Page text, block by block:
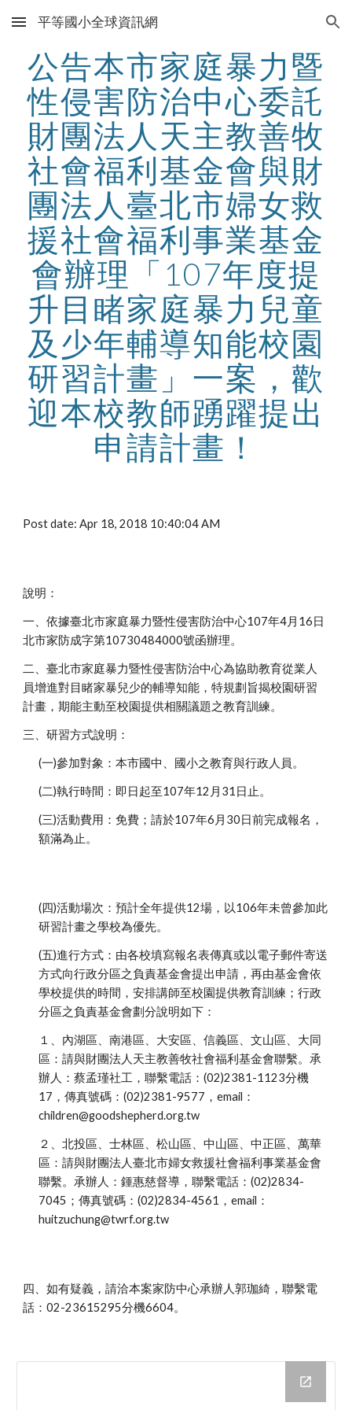
Skip to main content Skip to navigation
平等國小全球資訊網
公告本市家庭暴力暨
性侵害防治中心委託
財團法人天主教善牧
社會福利基金會與財
團法人臺北市婦女救
援社會福利事業基金
會辦理「107年度提
升目睹家庭暴力兒童
及少年輔導知能校園
研習計畫」一案，歡
迎本校教師踴躍提出
申請計畫！
Post date: Apr 18, 2018 10:40:04 AM
說明：
一、依據臺北市家庭暴力暨性侵害防治中心107年4月16日
北市家防成字第10730484000號函辦理。
二、臺北市家庭暴力暨性侵害防治中心為協助教育從業人
員增進對目睹家暴兒少的輔導知能，特規劃旨揭校園研習
計畫，期能主動至校園提供相關議題之教育訓練。
三、研習方式說明：
(一)參加對象：本市國中、國小之教育與行政人員。
(二)執行時間：即日起至107年12月31日止。
(三)活動費用：免費；請於107年6月30日前完成報名，
額滿為止。
(四)活動場次：預計全年提供12場，以106年未曾參加此
研習計畫之學校為優先。
(五)進行方式：由各校填寫報名表傳真或以電子郵件寄送
方式向行政分區之負責基金會提出申請，再由基金會依
學校提供的時間，安排講師至校園提供教育訓練；行政
分區之負責基金會劃分說明如下：
１、內湖區、南港區、大安區、信義區、文山區、大同
區：請與財團法人天主教善牧社會福利基金會聯繫。承
辦人：蔡孟瑾社工，聯繫電話：(02)2381-1123分機
17，傳真號碼：(02)2381-9577，email：
children@goodshepherd.org.tw
２、北投區、士林區、松山區、中山區、中正區、萬華
區：請與財團法人臺北市婦女救援社會福利事業基金會
聯繫。承辦人：鍾惠慈督導，聯繫電話：(02)2834-
7045；傳真號碼：(02)2834-4561，email：
huitzuchung@twrf.org.tw
四、如有疑義，請洽本案家防中心承辦人郭珈綺，聯繫電
話：02-23615295分機6604。